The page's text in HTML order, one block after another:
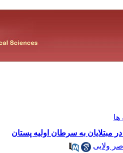
مبتلایان به سرطان اولیه پستان
ولایی